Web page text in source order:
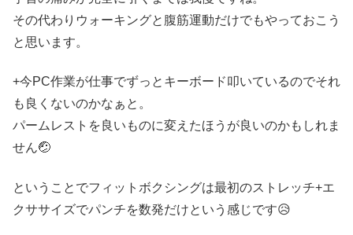
その代わりウォーキングと腹筋運動だけでもやっておこう
と思います。
+今PC作業が仕事でずっとキーボード叩いているのでそれ
も良くないのかなぁと。
パームレストを良いものに変えたほうが良いのかもしれま
せん🤕
ということでフィットボクシングは最初のストレッチ+エ
クササイズでパンチを数発だけという感じです😥